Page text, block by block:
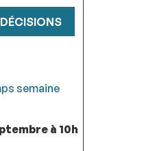
semaine
à 10h